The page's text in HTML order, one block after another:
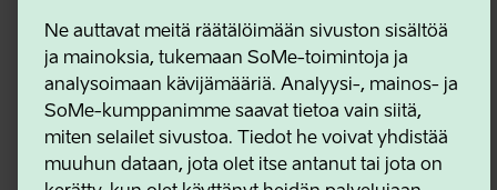
Ne auttavat meitä räätälöimään sivuston sisältöä
ja mainoksia, tukemaan SoMe-toimintoja ja
analysoimaan kävijämääriä. Analyysi-, mainos- ja
SoMe-kumppanimme saavat tietoa vain siitä,
miten selailet sivustoa. Tiedot he voivat yhdistää
muuhun dataan, jota olet itse antanut tai jota on